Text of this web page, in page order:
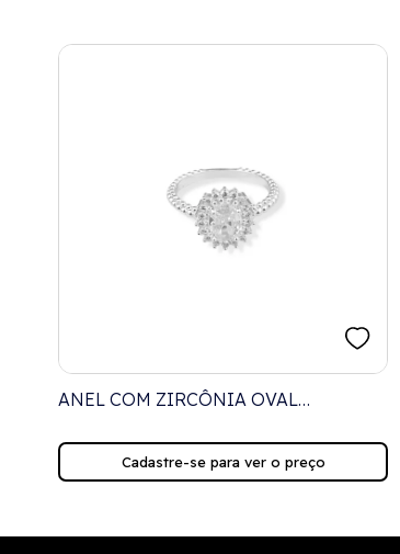
ANEL COM ZIRCÔNIA OVAL
BOLINHAS
Cadastre-se para ver o preço